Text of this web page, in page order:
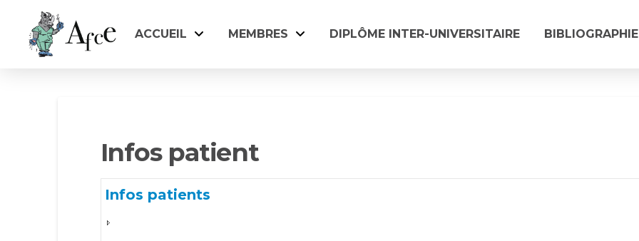
ACCUEIL MEMBRES DIPLÔME INTER-UNIVERSITAIRE BIBLIOGRAPHIE
Infos patient
Infos patients